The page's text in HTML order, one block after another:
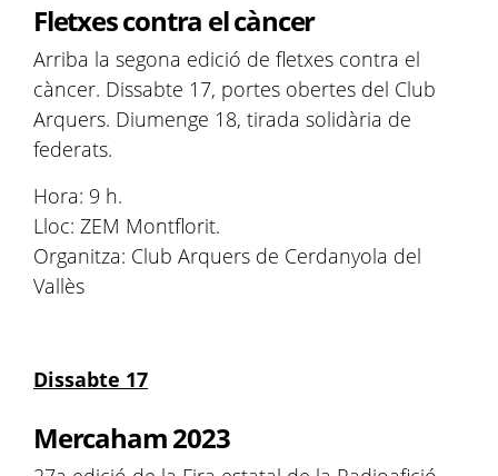
Fletxes contra el càncer
Arriba la segona edició de fletxes contra el
càncer. Dissabte 17, portes obertes del Club
Arquers. Diumenge 18, tirada solidària de
federats.
Hora: 9 h.
Lloc: ZEM Montflorit.
Organitza: Club Arquers de Cerdanyola del
Vallès
Dissabte 17
Mercaham 2023